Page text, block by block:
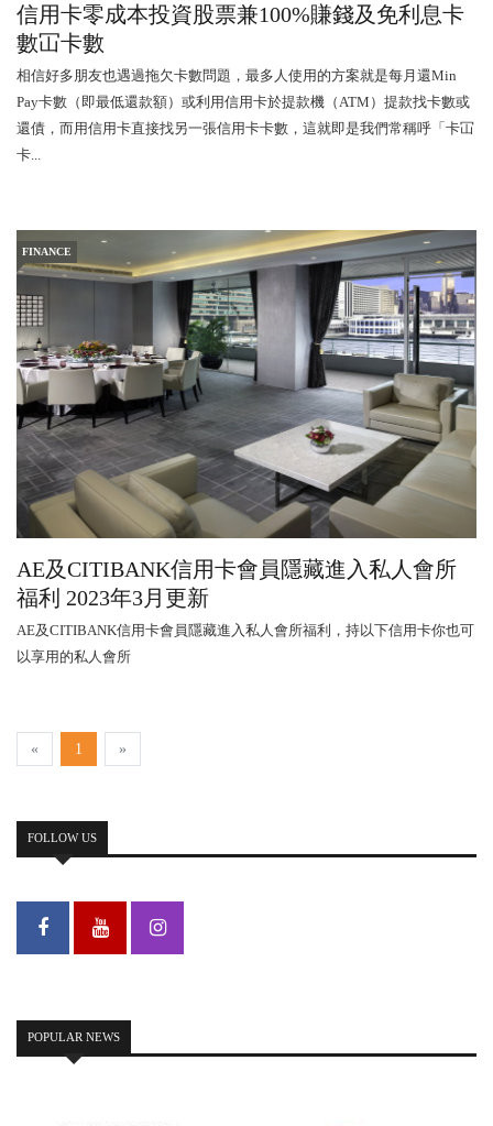
信用卡零成本投資股票兼100%賺錢及免利息卡
數冚卡數
相信好多朋友也遇過拖欠卡數問題，最多人使用的方案就是每月還Min
Pay卡數（即最低還款額）或利用信用卡於提款機（ATM）提款找卡數或
還債，而用信用卡直接找另一張信用卡卡數，這就即是我們常稱呼「卡冚
卡...
FINANCE
AE及CITIBANK信用卡會員隱藏進入私人會所
福利 2023年3月更新
AE及CITIBANK信用卡會員隱藏進入私人會所福利，持以下信用卡你也可
以享用的私人會所
« 1 »
FOLLOW US
POPULAR NEWS